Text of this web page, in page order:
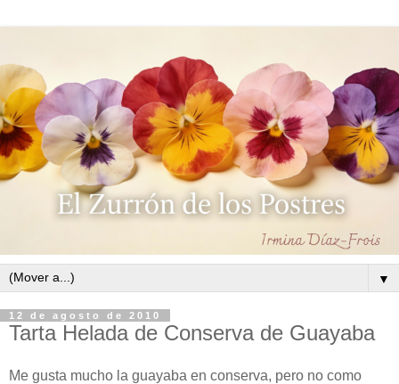
▼
12 de agosto de 2010
Tarta Helada de Conserva de Guayaba
Me gusta mucho la guayaba en conserva, pero no como